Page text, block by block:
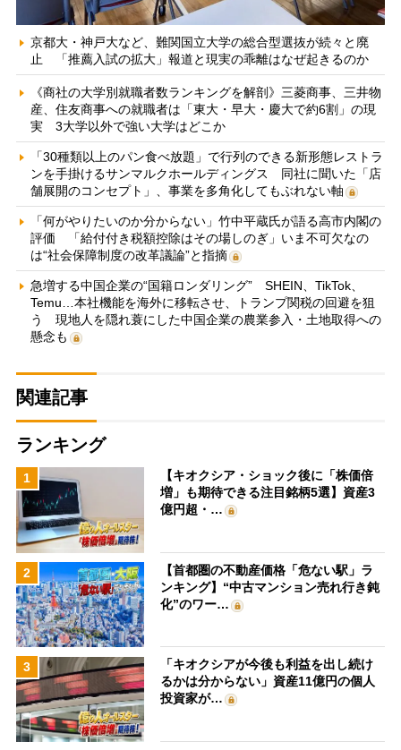
京都大・神戸大など、難関国立大学の総合型選抜が続々と廃
止 「推薦入試の拡大」報道と現実の乖離はなぜ起きるのか
《商社の大学別就職者数ランキングを解剖》三菱商事、三井物
産、住友商事への就職者は「東大・早大・慶大で約6割」の現
実 3大学以外で強い大学はどこか
「30種類以上のパン食べ放題」で行列のできる新形態レストラ
ンを手掛けるサンマルクホールディングス 同社に聞いた「店
舗展開のコンセプト」、事業を多角化してもぶれない軸
「何がやりたいのか分からない」竹中平蔵氏が語る高市内閣の
評価 「給付付き税額控除はその場しのぎ」いま不可欠なの
は“社会保障制度の改革議論”と指摘
急増する中国企業の“国籍ロンダリング” SHEIN、TikTok、
Temu…本社機能を海外に移転させ、トランプ関税の回避を狙
う 現地人を隠れ蓑にした中国企業の農業参入・土地取得への
懸念も
関連記事
ランキング
1
【キオクシア・ショック後に「株価倍
増」も期待できる注目銘柄5選】資産3
億円超・…
2
【首都圏の不動産価格「危ない駅」ラ
ンキング】“中古マンション売れ行き鈍
化”のワー…
3
「キオクシアが今後も利益を出し続け
るかは分からない」資産11億円の個人
投資家が…